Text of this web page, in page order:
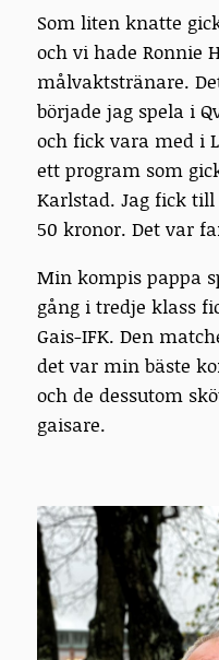
Som liten knatte
och vi hade Ronnie
målvaktstränare.
började jag spela i
och fick vara med i
ett program som
Karlstad. Jag fick
50 kronor. Det var
Min kompis pappa
gång i tredje klass
Gais-IFK. Den
det var min bäste
och de dessutom
gaisare.